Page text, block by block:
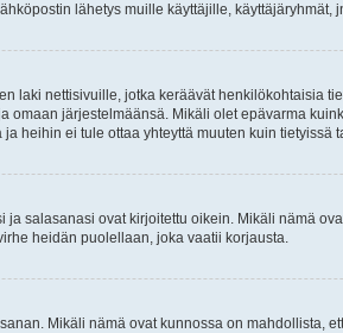
lähetys muille käyttäjille,
laki nettisivuille, jotka keräävät henkilökohtaisia
järjestelmäänsä. Mikäli olet epävarma
heihin ei tule ottaa yhteyttä muuten kuin tietyissä
salasanasi ovat kirjoitettu oikein. Mikäli nämä
heidän puolellaan, joka vaatii korjausta.
Mikäli nämä ovat kunnossa on mahdollista,